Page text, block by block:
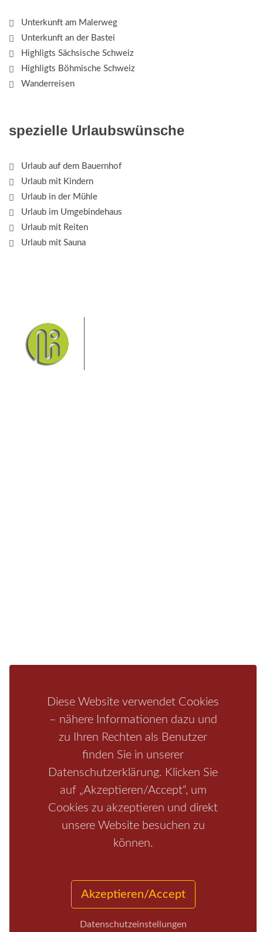
Diese Website verwendet Cookies
– nähere Informationen dazu und
zu Ihren Rechten als Benutzer
finden Sie in unserer
Datenschutzerklärung. Klicken Sie
auf „Akzeptieren/Accept“, um
Cookies zu akzeptieren und direkt
unsere Website besuchen zu
können.
Akzeptieren/Accept
Datenschutzeinstellungen
Unterkunft am Malerweg
Unterkunft an der Bastei
Highligts Sächsische Schweiz
Highligts Böhmische Schweiz
Wanderreisen
spezielle Urlaubswünsche
Urlaub auf dem Bauernhof
Urlaub mit Kindern
Urlaub in der Mühle
Urlaub im Umgebindehaus
Urlaub mit Reiten
Urlaub mit Sauna
Region / Fragen+Antworten / Unterkunft / Aktivitäten
Kontakt / Impressum